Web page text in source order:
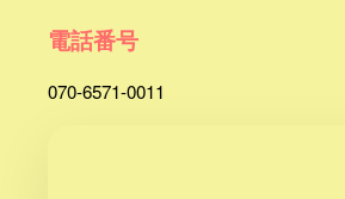
電話番号
070-6571-0011